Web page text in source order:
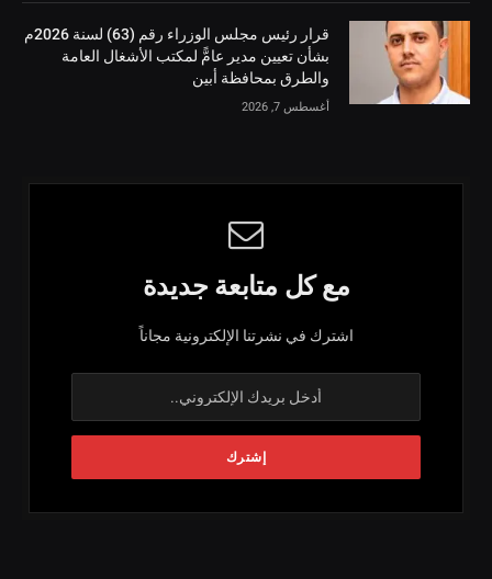
قرار رئيس مجلس الوزراء رقم (63) لسنة 2026م
بشأن تعيين مدير عامًّ لمكتب الأشغال العامة
والطرق بمحافظة أبين
أغسطس 7, 2026
مع كل متابعة جديدة
اشترك في نشرتنا الإلكترونية مجاناً